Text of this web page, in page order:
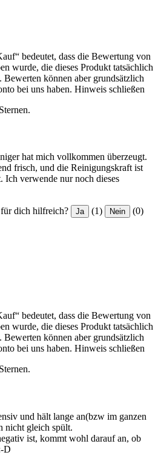
bedeutet, dass die Bewertung von
wurde, die dieses Produkt tatsächlich
Bewerten können aber grundsätzlich
bei uns haben. Hinweis schließen
hat mich vollkommen überzeugt.
frisch, und die Reinigungskraft ist
Ich verwende nur noch dieses
dich hilfreich? Ja (1) Nein (0)
bedeutet, dass die Bewertung von
wurde, die dieses Produkt tatsächlich
Bewerten können aber grundsätzlich
bei uns haben. Hinweis schließen
und hält lange an(bzw im ganzen
nicht gleich spült.
ist, kommt wohl darauf an, ob
D